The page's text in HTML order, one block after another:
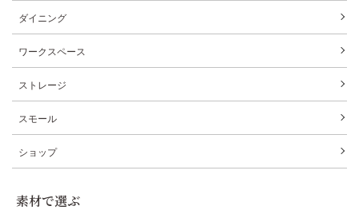
ダイニング
ワークスペース
ストレージ
スモール
ショップ
素材で選ぶ